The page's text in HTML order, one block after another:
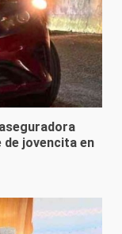
de jovencita en